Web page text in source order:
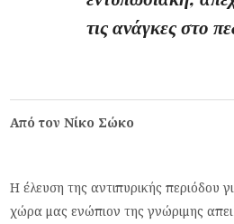
τις ανάγκες στο
Από τον Νίκο Σώκο
Η έλευση της αντιπυρικής περιόδου
χώρα μας ενώπιον της γνώριμης